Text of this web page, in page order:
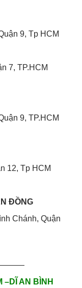
9, Tp HCM
7, TP.HCM
9, TP.HCM
12, Tp HCM
ĐỒNG
Chánh, Quận
–DĨ AN BÌNH